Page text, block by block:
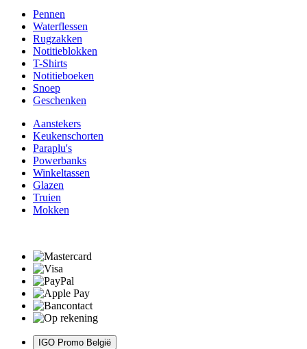
Pennen
Waterflessen
Rugzakken
Notitieblokken
T-Shirts
Notitieboeken
Snoep
Geschenken
Aanstekers
Keukenschorten
Paraplu's
Powerbanks
Winkeltassen
Glazen
Truien
Mokken
IGO Promo België